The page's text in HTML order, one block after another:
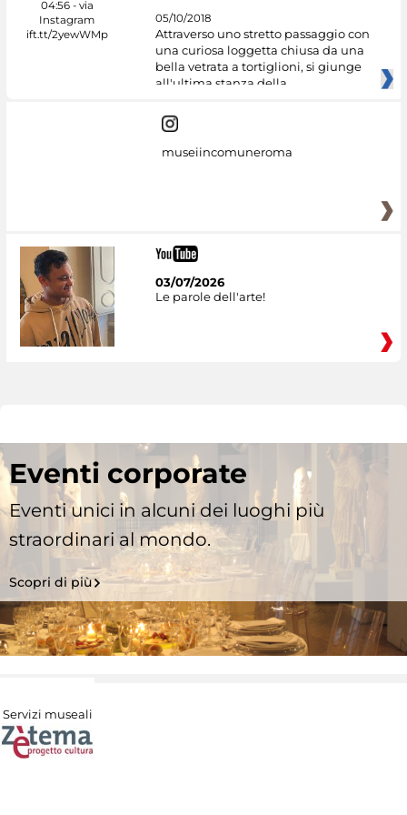
05/10/2018
Attraverso uno stretto passaggio con
una curiosa loggetta chiusa da una
bella vetrata a tortiglioni, si giunge
all'ultima stanza della
museiincomuneroma
03/07/2026
Le parole dell'arte!
Eventi corporate
Eventi unici in alcuni dei luoghi più
straordinari al mondo.
Scopri di più
Servizi museali